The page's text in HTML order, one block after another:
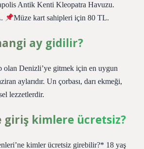
Antik Kenti Kleopatra Havuzu.
Müze kart sahipleri için 80 TL.
ay gidilir?
olan Denizli’ye gitmek için en uygun
aylarıdır. Un çorbası, darı ekmeği,
lezzetlerdir.
giriş kimlere ücretsiz?
kimler ücretsiz girebilir?* 18 yaş